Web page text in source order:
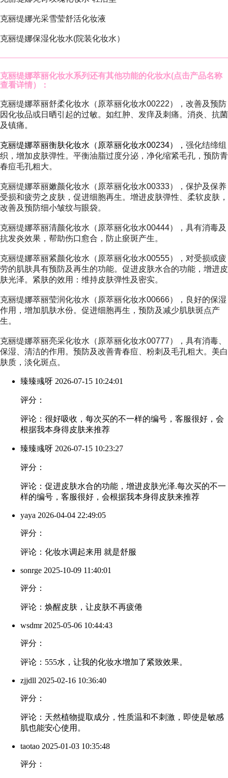
克丽缇娜光采雪莹舒活化妆液
克丽缇娜保湿化妆水(院装化妆水）
克丽缇娜萃丽化妆水系列还有其他功能的化妆水(点击产品名称
查看详情）：
克丽缇娜萃丽舒柔化妆水（原萃丽化妆水00222）
，改善及预防
因化妆品或日晒引起的过敏。如红肿、发痒及刺痛。消炎、抗菌
及镇痛。
克丽缇娜萃丽衡肤化妆水（原萃丽化妆水00234） ， 强化结缔组
织，增加皮肤弹性。平衡油脂过度分泌，净化缩紧毛孔，预防青
春痘毛孔粗大。
克丽缇娜萃丽嫩颜化妆水（原萃丽化妆水00333）
，保护及保养
受损和疲劳之皮肤，促进细胞再生。增进皮肤弹性、柔软皮肤，
改善及预防细小皱纹与眼袋。
克丽缇娜萃丽清颜化妆水（原萃丽化妆水00444）
，具有消毒及
抗发炎效果，帮助伤口愈合，防止瘀斑产生。
克丽缇娜萃丽紧颜化妆水（原萃丽化妆水00555）
，对受损或疲
劳的肌肤具有预防及再生的功能。促进皮肤水合的功能，增进皮
肤光泽。紧肤的效用：维持皮肤弹性及密实。
克丽缇娜萃丽莹润化妆水（原萃丽化妆水00666）
，良好的保湿
作用，增加肌肤水份。促进细胞再生，预防及减少肌肤斑点产
生。
克丽缇娜萃丽亮采化妆水（原萃丽化妆水00777）
，具有消毒、
保湿、清洁的作用。预防及改善青春痘、粉刺及毛孔粗大。美白
肤质，淡化斑点。
臻臻彧呀 2026-07-15 10:24:01
评分：
评论：很好吸收，每次买的不一样的编号，客服很好，会
根据我本身得皮肤来推荐
臻臻彧呀 2026-07-15 10:23:27
评分：
评论：促进皮肤水合的功能，增进皮肤光泽.每次买的不一
样的编号，客服很好，会根据我本身得皮肤来推荐
yaya 2026-04-04 22:49:05
评分：
评论：化妆水调起来用 就是舒服
sonrge 2025-10-09 11:40:01
评分：
评论：焕醒皮肤，让皮肤不再疲倦
wsdmr2025-05-06 10:44:43
评分：
评论：555水，让我的化妆水增加了紧致效果。
zjjdll 2025-02-16 10:36:40
评分：
评论：天然植物提取成分，性质温和不刺激，即使是敏感
肌也能安心使用。
taotao 2025-01-03 10:35:48
评分：